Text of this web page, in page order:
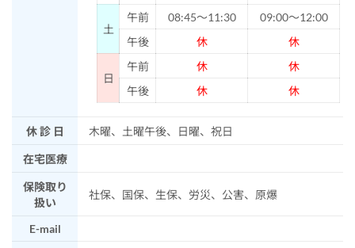
土
午前 08:45～11:30
09:00～12:00
午後
休 休
日
午前 休
休
午後
休 休
休 診 日 木曜、土曜午後、日曜、祝日
在宅医療
保険取り
扱い
社保、国保、生保、労災、公害、原爆
E-mail